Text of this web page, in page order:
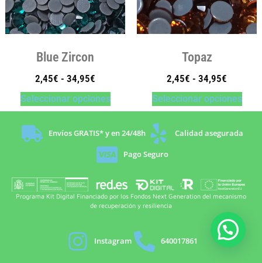
Blue Zircon
2,45€ - 34,95€
Seleccionar opciones
Topaz
2,45€ - 34,95€
Seleccionar opciones
Envíos GRATIS* y en 24/48h
Calidad asegurada
Pago Seguro
Programa Kit Digital Financiado por los Fondos Next Generation del mecanismo
de recuperación y resiliencia
Instagram 640017861